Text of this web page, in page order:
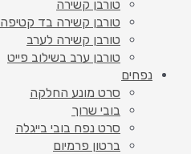
טורבן קשירה
טורבן קשירה בד קטיפה
טורבן קשירה לערב
טורבן ערב בשילוב פייט
נפחים
סרט מונע החלקה
בובי שרוך
סרט נפח בובי בייגלה
ברטון פרמיום